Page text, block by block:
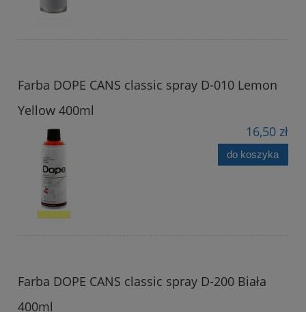
Farba DOPE CANS classic spray D-010 Lemon
Yellow 400ml
16,50 zł
do koszyka
Farba DOPE CANS classic spray D-200 Biała
400ml